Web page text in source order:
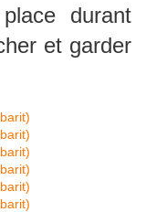
durant
et garder